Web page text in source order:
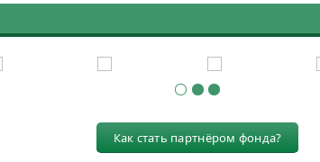
Как стать партнёром фонда?